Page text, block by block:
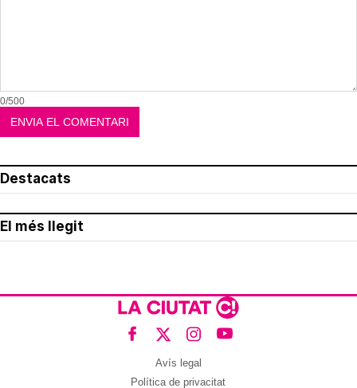
0/500
Destacats
El més llegit
Avís legal
Política de privacitat